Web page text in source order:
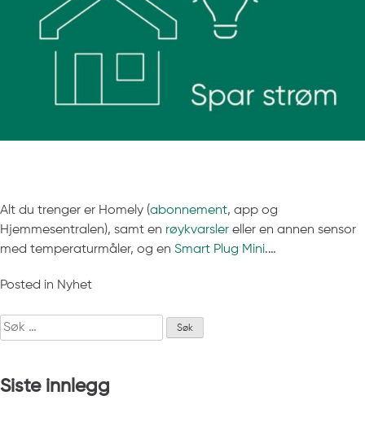
Alt du trenger er Homely (abonnement, app og
Hjemmesentralen), samt en røykvarsler eller en annen sensor
med temperaturmåler, og en Smart Plug Mini.…
Posted in Nyhet
Søk
etter:
Siste innlegg